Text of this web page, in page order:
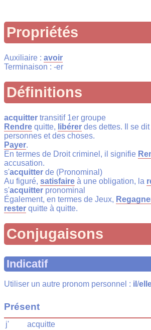
Propriétés
Auxiliaire : avoir
Terminaison : -er
Définitions
acquitter transitif 1er groupe
Rendre quitte, libérer des dettes. Il se
personnes et des choses.
Payer.
En termes de Droit criminel, il signifie
accusation.
s'acquitter de (Pronominal)
Au figuré, satisfaire à une obligation, la
s'acquitter pronominal
Également, en termes de Jeux,
rester quitte à quitte.
Conjugaisons
Indicatif
Utiliser un autre pronom personnel : il /
Présent
j'
acquitte